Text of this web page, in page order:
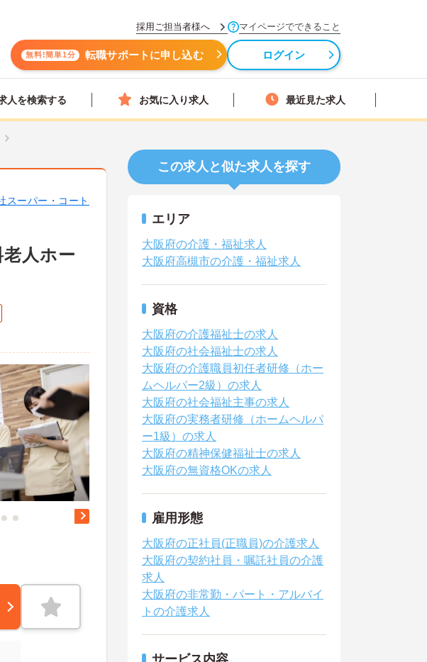
採用ご担当者様へ マイページでできること
無料!簡単1分 転職サポートに申し込む ログイン
人を検索する お気に入り求人 最近見た求人
スーパー・コート
人ホー
この求人と似た求人を探す
エリア
大阪府の介護・福祉求人
大阪府高槻市の介護・福祉求人
資格
大阪府の介護福祉士の求人
大阪府の社会福祉士の求人
大阪府の介護職員初任者研修（ホー
ムヘルパー2級）の求人
大阪府の社会福祉主事の求人
大阪府の実務者研修（ホームヘルパ
ー1級）の求人
大阪府の精神保健福祉士の求人
大阪府の無資格OKの求人
雇用形態
大阪府の正社員(正職員)の介護求人
大阪府の契約社員・嘱託社員の介護
求人
大阪府の非常勤・パート・アルバイ
トの介護求人
サービス内容